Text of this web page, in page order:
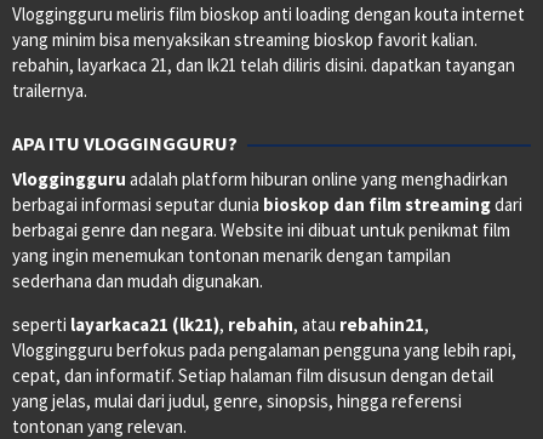
Vloggingguru meliris film bioskop anti loading dengan kouta internet
yang minim bisa menyaksikan streaming bioskop favorit kalian.
rebahin, layarkaca 21, dan lk21 telah diliris disini. dapatkan tayangan
trailernya.
APA ITU VLOGGINGGURU?
Vloggingguru adalah platform hiburan online yang menghadirkan
berbagai informasi seputar dunia bioskop dan film streamingdari
berbagai genre dan negara. Website ini dibuat untuk penikmat film
yang ingin menemukan tontonan menarik dengan tampilan
sederhana dan mudah digunakan.
seperti layarkaca21 (lk21), rebahin, atau rebahin21,
Vloggingguru berfokus pada pengalaman pengguna yang lebih rapi,
cepat, dan informatif. Setiap halaman film disusun dengan detail
yang jelas, mulai dari judul, genre, sinopsis, hingga referensi
tontonan yang relevan.